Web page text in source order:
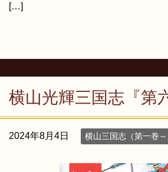
[…]
横山光輝三国志『第
2024年8月4日 横山三国志（第一巻～